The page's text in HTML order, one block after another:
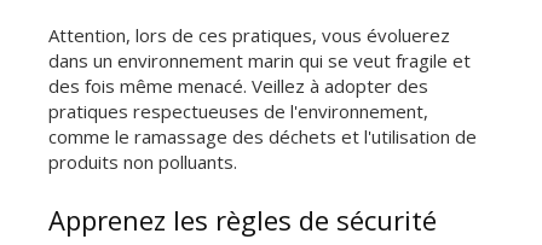
Attention, lors de ces pratiques, vous évoluerez
dans un environnement marin qui se veut fragile et
des fois même menacé. Veillez à adopter des
pratiques respectueuses de l'environnement,
comme le ramassage des déchets et l'utilisation de
produits non polluants.
Apprenez les règles de sécurité